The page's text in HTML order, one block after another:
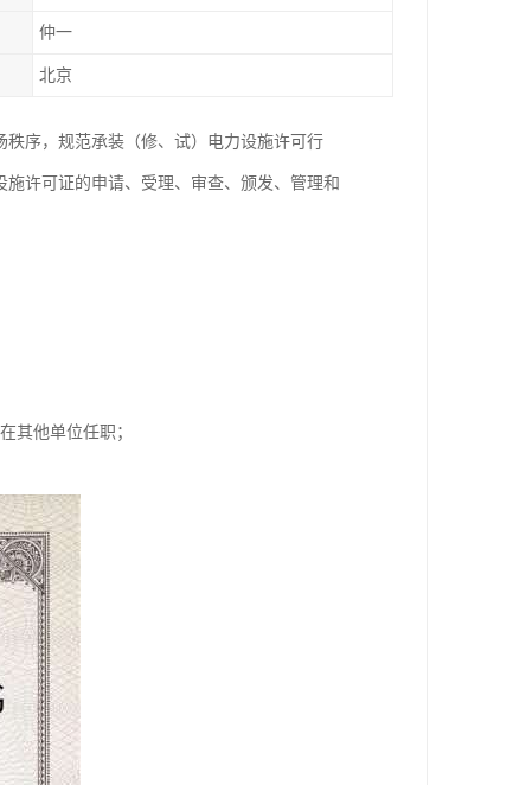
仲一
北京
序，规范承装（修、试）电力设施许可行
许可证的申请、受理、审查、颁发、管理和
其他单位任职；